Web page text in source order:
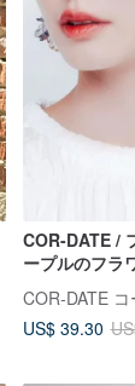
COR-DATE /
ープルのフラ
COR-DATE コ
US$ 39.30